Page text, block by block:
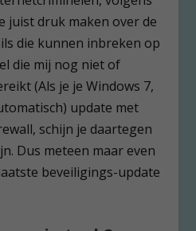
juist druk maken over de
die kunnen inbreken op
die mij nog niet of
(Als je je Windows 7,
update met
schijn je daartegen
Dus meteen maar even
beveiligings-update